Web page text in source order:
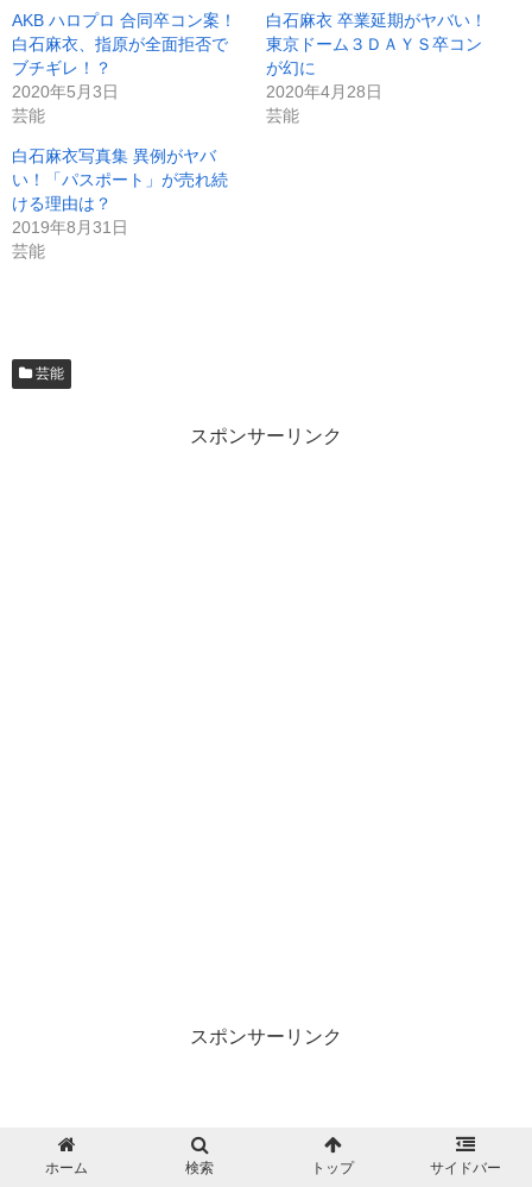
AKB ハロプロ 合同卒コン案！
白石麻衣、指原が全面拒否で
ブチギレ！？
2020年5月3日
芸能
白石麻衣 卒業延期がヤバい！
東京ドーム３ＤＡＹＳ卒コン
が幻に
2020年4月28日
芸能
白石麻衣写真集 異例がヤバ
い！「パスポート」が売れ続
ける理由は？
2019年8月31日
芸能
芸能
スポンサーリンク
スポンサーリンク
ホーム 検索 トップ サイドバー